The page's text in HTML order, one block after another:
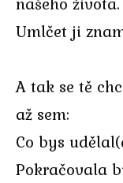
Umlčet ji
A tak se tě
až sem:
Co bys
Pokračovala